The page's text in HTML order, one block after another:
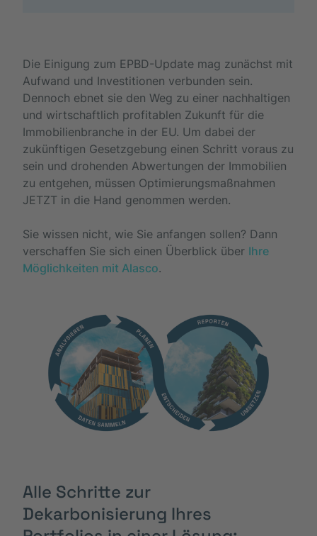
Die Einigung zum EPBD-Update mag zunächst mit
Aufwand und Investitionen verbunden sein.
Dennoch ebnet sie den Weg zu einer nachhaltigen
und wirtschaftlich profitablen Zukunft für die
Immobilienbranche in der EU. Um dabei der
zukünftigen Gesetzgebung einen Schritt voraus zu
sein und drohenden Abwertungen der Immobilien
zu entgehen, müssen Optimierungsmaßnahmen
JETZT in die Hand genommen werden.
Sie wissen nicht, wie Sie anfangen sollen? Dann
verschaffen Sie sich einen Überblick über Ihre
Möglichkeiten mit Alasco.
Alle Schritte zur
Dekarbonisierung Ihres